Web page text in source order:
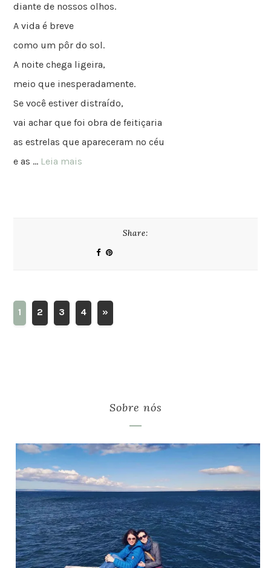
diante de nossos olhos.
A vida é breve
como um pôr do sol.
A noite chega ligeira,
meio que inesperadamente.
Se você estiver distraído,
vai achar que foi obra de feitiçaria
as estrelas que apareceram no céu
e as … Leia mais
Share:
1 2 3 4 »
Sobre nós